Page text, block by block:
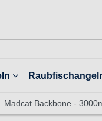
Madcat Backbone -